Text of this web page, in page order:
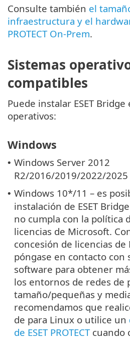
Consulte también el
infraestructura y el
PROTECT On-Prem.
Sistemas
compatibles
Puede instalar ESET
operativos:
Windows
• Windows Server 2012
R2/2016/2019/2022/2025
• Windows 10*/11 – es
instalación de ESET
no cumpla con la política
licencias de Microsoft.
concesión de licencias
póngase en contacto con
software para obtener
los entornos de redes de
tamaño/pequeñas y
recomendamos que
de para Linux o utilice un
de ESET PROTECTcuando